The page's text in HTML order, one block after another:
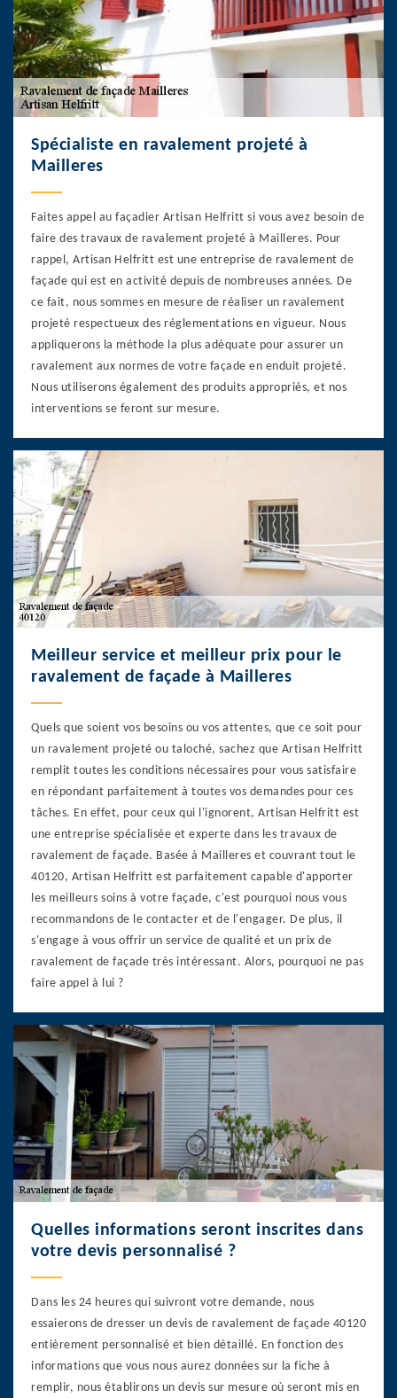
Spécialiste en ravalement projeté à
Mailleres
Faites appel au façadier Artisan Helfritt si vous avez besoin de
faire des travaux de ravalement projeté à Mailleres. Pour
rappel, Artisan Helfritt est une entreprise de ravalement de
façade qui est en activité depuis de nombreuses années. De
ce fait, nous sommes en mesure de réaliser un ravalement
projeté respectueux des réglementations en vigueur. Nous
appliquerons la méthode la plus adéquate pour assurer un
ravalement aux normes de votre façade en enduit projeté.
Nous utiliserons également des produits appropriés, et nos
interventions se feront sur mesure.
Meilleur service et meilleur prix pour le
ravalement de façade à Mailleres
Quels que soient vos besoins ou vos attentes, que ce soit pour
un ravalement projeté ou taloché, sachez que Artisan Helfritt
remplit toutes les conditions nécessaires pour vous satisfaire
en répondant parfaitement à toutes vos demandes pour ces
tâches. En effet, pour ceux qui l'ignorent, Artisan Helfritt est
une entreprise spécialisée et experte dans les travaux de
ravalement de façade. Basée à Mailleres et couvrant tout le
40120, Artisan Helfritt est parfaitement capable d'apporter
les meilleurs soins à votre façade, c'est pourquoi nous vous
recommandons de le contacter et de l'engager. De plus, il
s'engage à vous offrir un service de qualité et un prix de
ravalement de façade très intéressant. Alors, pourquoi ne pas
faire appel à lui ?
Quelles informations seront inscrites dans
votre devis personnalisé ?
Dans les 24 heures qui suivront votre demande, nous
essaierons de dresser un devis de ravalement de façade 40120
entièrement personnalisé et bien détaillé. En fonction des
informations que vous nous aurez données sur la fiche à
remplir, nous établirons un devis sur mesure où seront mis en